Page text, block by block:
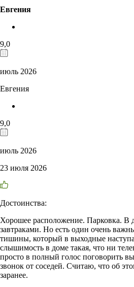
Евгения
9,0
июль 2026
Евгения
9,0
июль 2026
23 июля 2026
Достоинства:
Хорошее расположение. Парковка. В
завтраками. Но есть один очень
тишины, который в выходные
слышимость в доме такая, что ни
просто в полный голос поговорить
звонок от соседей. Считаю, что об
заранее.